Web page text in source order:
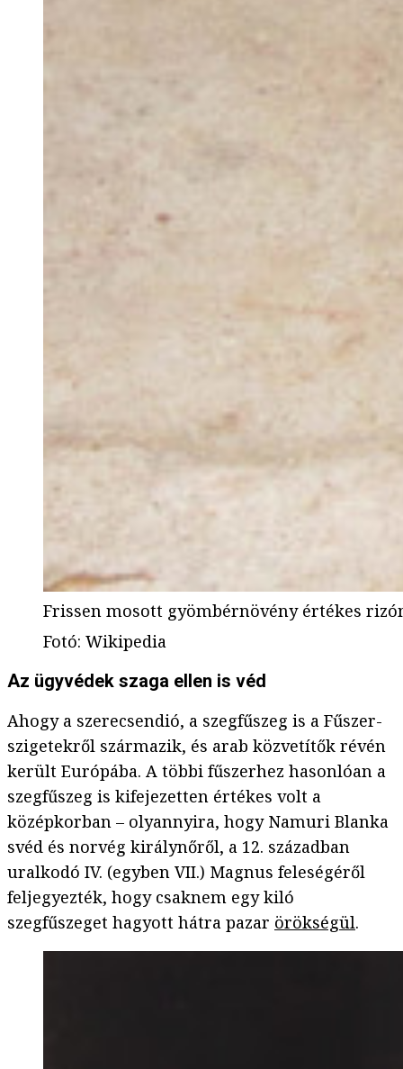
Frissen mosott gyömbérnövény értékes
Fotó: Wikipedia
Az ügyvédek szaga ellen is véd
Ahogy a szerecsendió, a szegfűszeg is a Fűszer-
szigetekről származik, és arab közvetítők révén
került Európába. A többi fűszerhez hasonlóan a
szegfűszeg is kifejezetten értékes volt a
középkorban – olyannyira, hogy Namuri Blanka
svéd és norvég királynőről, a 12. században
uralkodó IV. (egyben VII.) Magnus feleségéről
feljegyezték, hogy csaknem egy kiló
szegfűszeget hagyott hátra pazar örökségül.